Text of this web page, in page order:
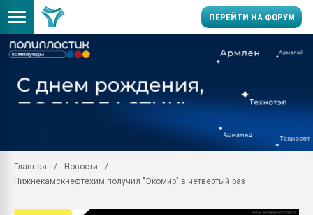
ПЕРЕЙТИ НА ФОРУМ
умельцы изготовили
колонок полностью из
Продажа готового
производство SPC
29.07.2026 ФРП помог
Главная
Новости
Нижнекамскнефтехим получил "Экомир" в четвертый раз